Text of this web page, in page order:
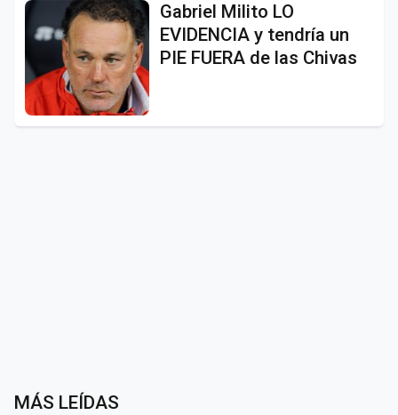
Gabriel Milito LO
EVIDENCIA y tendría un
PIE FUERA de las Chivas
MÁS LEÍDAS